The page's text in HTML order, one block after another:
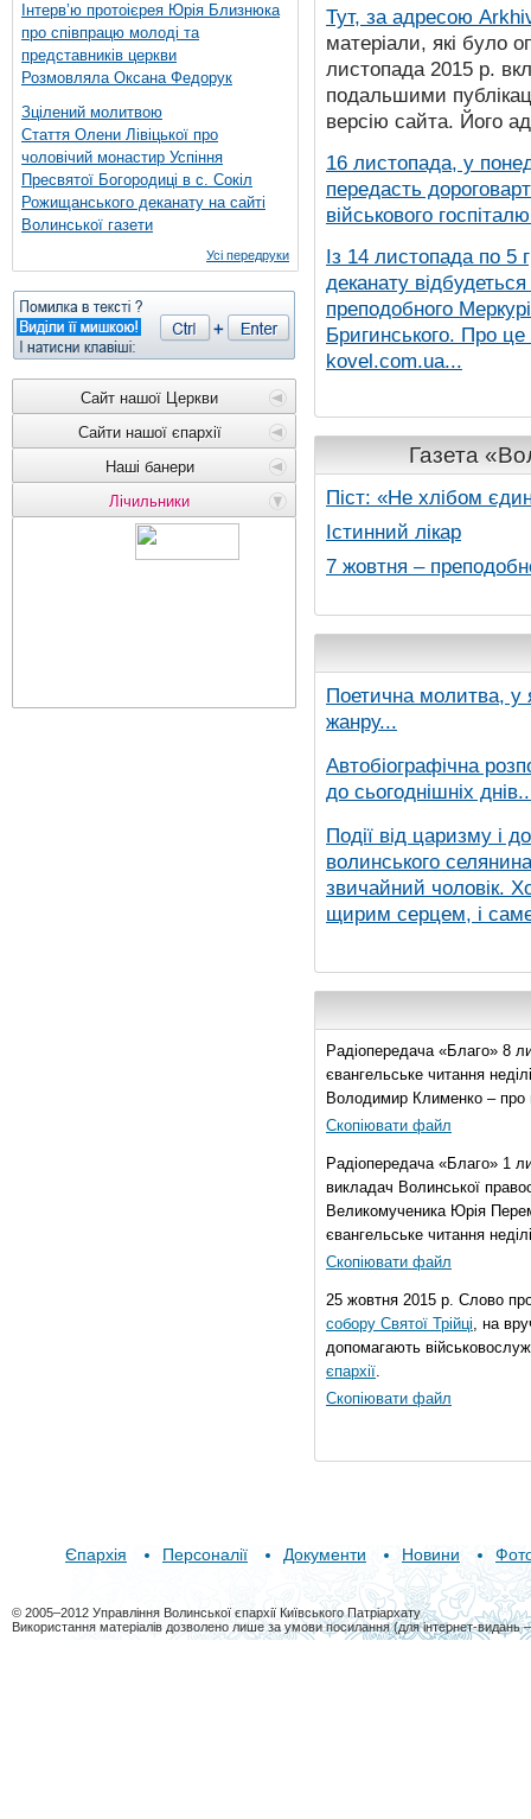
Інтерв’ю протоієрея Юрія Близнюка
про співпрацю молоді та
представників церкви
Розмовляла Оксана Федорук
Зцілений молитвою
Стаття Олени Лівіцької про
чоловічий монастир Успіння
Пресвятої Богородиці в с. Сокіл
Рожищанського деканату на сайті
Волинської газети
Усі передруки
Сайт нашої Церкви
Сайти нашої єпархії
Наші банери
Лічильники
Тут, за адресою
матеріали, які було
листопада 2015 р.
подальшими
версію сайта. Його
16 листопада, у
передасть
військового
Із 14 листопада по 5
деканату
преподобного
Бригинського. Про
kovel.com.ua...
Газета
Піст: «Не хлібом
Істинний лікар
7 жовтня –
Поетична молитва, у
жанру...
Автобіографічна
до сьогоднішніх
Події від царизму і
волинського
звичайний чоловік.
щирим серцем, і
Радіопередача «Благо» 8
євангельське читання
Володимир Клименко – про
Скопіювати файл
Радіопередача «Благо» 1
викладач Волинської
Великомученика Юрія
євангельське читання
Скопіювати файл
25 жовтня 2015 р. Слово
собору Святої Трійці, на
допомагають
єпархії.
Скопіювати файл
Єпархія Персоналії Документи Новини
© 2005–2012 Управління Волинської єпархії Київського Патріархату
Використання матеріалів дозволено лише за умови посилання (для інтернет-видань